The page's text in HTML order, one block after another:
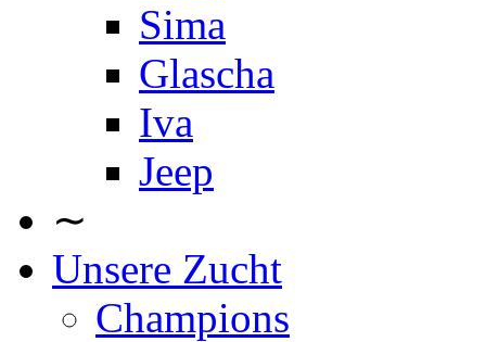
Sima
Glascha
Iva
Jeep
∼
Unsere Zucht
Champions